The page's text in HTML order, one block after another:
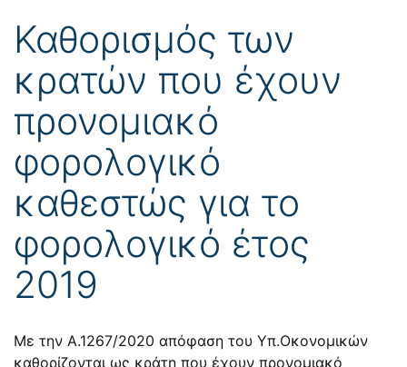
Καθορισμός των
κρατών που έχουν
προνομιακό
φορολογικό
καθεστώς για το
φορολογικό έτος
2019
Με την Α.1267/2020 απόφαση του Υπ.Οκονομικών
καθορίζονται ως κράτη που έχουν προνομιακό